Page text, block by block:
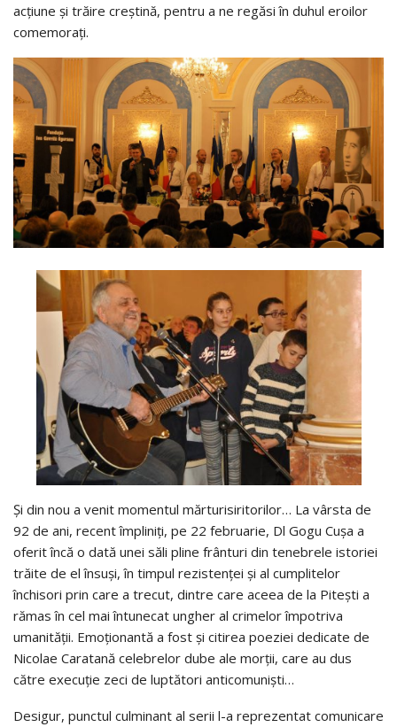
acțiune și trăire creștină, pentru a ne regăsi în duhul eroilor
comemorați.
Și din nou a venit momentul mărturisiritorilor… La vârsta de
92 de ani, recent împliniți, pe 22 februarie, Dl Gogu Cușa a
oferit încă o dată unei săli pline frânturi din tenebrele istoriei
trăite de el însuși, în timpul rezistenței și al cumplitelor
închisori prin care a trecut, dintre care aceea de la Pitești a
rămas în cel mai întunecat ungher al crimelor împotriva
umanității. Emoționantă a fost și citirea poeziei dedicate de
Nicolae Caratană celebrelor dube ale morții, care au dus
către execuție zeci de luptători anticomuniști…
Desigur, punctul culminant al serii l-a reprezentat comunicare